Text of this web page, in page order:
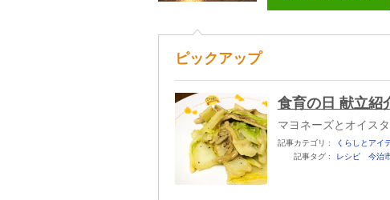
ピックアップ
食育の日 献立紹
マヨネーズとオイス
記事カテゴリ :
くらしとアイ
記事タグ :
レシピ 今治